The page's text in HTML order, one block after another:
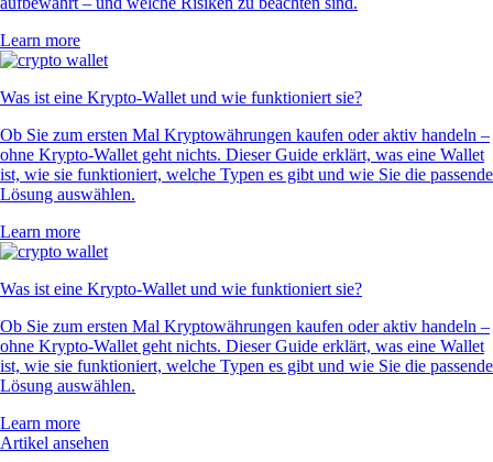
Learn more
Was ist eine Krypto-Wallet und wie funktioniert sie?
Ob Sie zum ersten Mal Kryptowährungen kaufen oder aktiv handeln –
ohne Krypto-Wallet geht nichts. Dieser Guide erklärt, was eine Wallet
ist, wie sie funktioniert, welche Typen es gibt und wie Sie die passende
Lösung auswählen.
Learn more
Was ist eine Krypto-Wallet und wie funktioniert sie?
Ob Sie zum ersten Mal Kryptowährungen kaufen oder aktiv handeln –
ohne Krypto-Wallet geht nichts. Dieser Guide erklärt, was eine Wallet
ist, wie sie funktioniert, welche Typen es gibt und wie Sie die passende
Lösung auswählen.
Learn more
Artikel ansehen